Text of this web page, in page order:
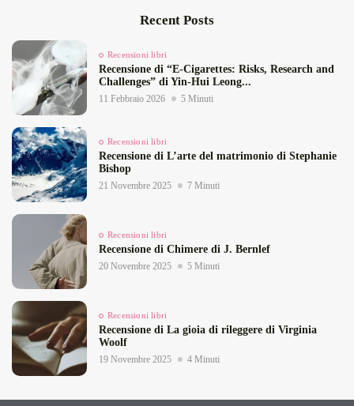
Recent Posts
Recensioni libri
Recensione di “E‑Cigarettes: Risks, Research and
Challenges” di Yin‑Hui Leong...
11 Febbraio 2026 5 Minuti
Recensioni libri
Recensione di L’arte del matrimonio di Stephanie
Bishop
21 Novembre 2025 7 Minuti
Recensioni libri
Recensione di Chimere di J. Bernlef
20 Novembre 2025 5 Minuti
Recensioni libri
Recensione di La gioia di rileggere di Virginia
Woolf
19 Novembre 2025 4 Minuti